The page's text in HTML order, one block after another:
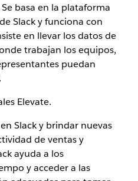
basa en la plataforma
Slack y funciona con
en llevar los datos de
trabajan los equipos,
puedan
Elevate.
Slack y brindar nuevas
de ventas y
ayuda a los
y acceder a las